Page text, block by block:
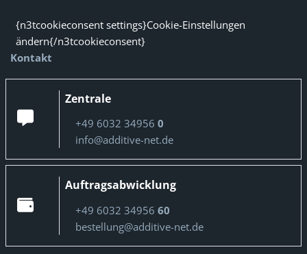
{n3tcookieconsent settings}Cookie-Einstellungen
ändern{/n3tcookieconsent}
Kontakt
Zentrale
+49 6032 34956 0
info@additive-net.de
Auftragsabwicklung
+49 6032 34956 60
bestellung@additive-net.de